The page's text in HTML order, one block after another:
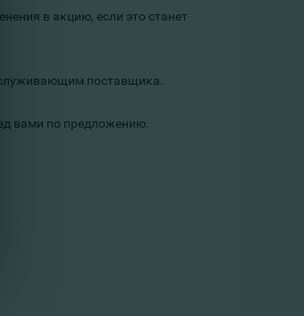
в акцию, если это станет
поставщика.
вами по предложению.